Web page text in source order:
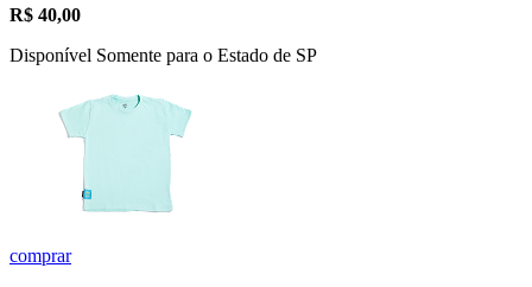
R$ 40,00
Disponível Somente para o Estado de SP
comprar